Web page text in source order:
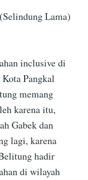
Lama)
inclusive di
Pangkal
memang
karena itu,
Gabek dan
lagi, karena
hadir
di wilayah